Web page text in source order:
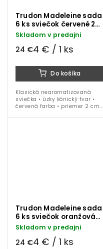
Trudon Madeleine sada
6 ks sviečok červené 20
cm
Skladom v predajni
24 €4 € / 1 ks
Do košíka
Klasická nearomatizovaná
sviečka • úzky kónický tvar •
červená farba • priemer 2 cm •
Trudon Madeleine sada
6 ks sviečok oranžová
mimóza 20 cm
Skladom v predajni
24 €4 € / 1 ks